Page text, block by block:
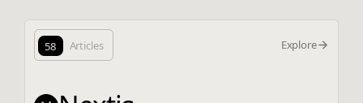
58 Articles Explore